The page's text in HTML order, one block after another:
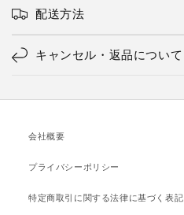
配送方法
キャンセル・返品について
会社概要
プライバシーポリシー
特定商取引に関する法律に基づく表記